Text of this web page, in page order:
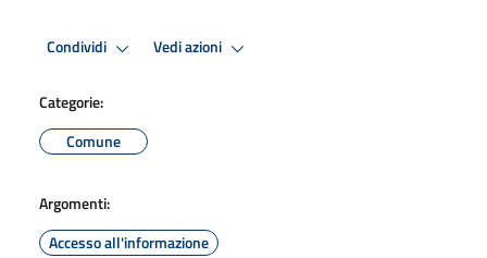
Condividi Vedi azioni
Categorie:
Comune
Argomenti:
Accesso all'informazione